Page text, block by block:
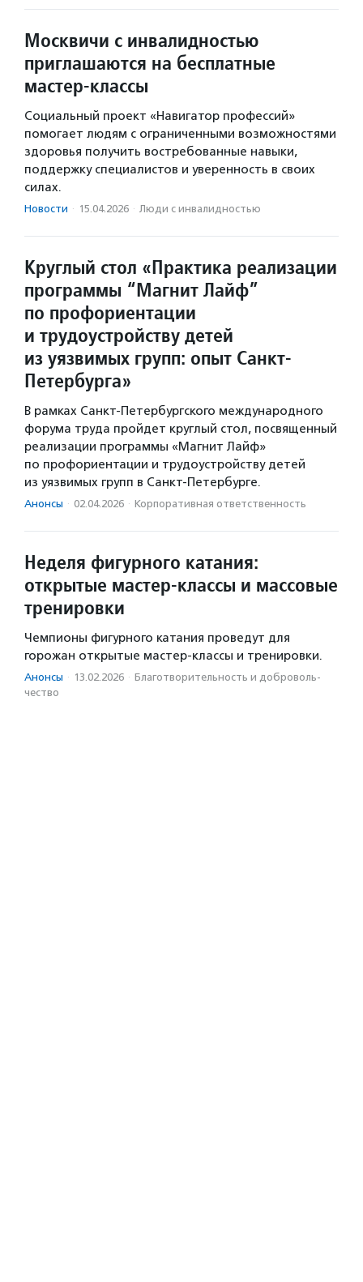
Москвичи с инвалидностью
приглашаются на бесплатные
мастер-классы
Социальный проект «Навигатор профессий»
помогает людям с ограниченными возможностями
здоровья получить востребованные навыки,
поддержку специалистов и уверенность в своих
силах.
Новости · 15.04.2026 · Люди с инвалидностью
Круглый стол «Практика реализации
программы “Магнит Лайф”
по профориентации
и трудоустройству детей
из уязвимых групп: опыт Санкт-
Петербурга»
В рамках Санкт-Петербургского международного
форума труда пройдет круглый стол, посвященный
реализации программы «Магнит Лайф»
по профориентации и трудоустройству детей
из уязвимых групп в Санкт-Петербурге.
Анонсы · 02.04.2026 · Корпоративная ответственность
Неделя фигурного катания:
открытые мастер-классы и массовые
тренировки
Чемпионы фигурного катания проведут для
горожан открытые мастер-классы и тренировки.
Анонсы · 13.02.2026 · Благотвори­тель­ность и доброволь­
чест­во